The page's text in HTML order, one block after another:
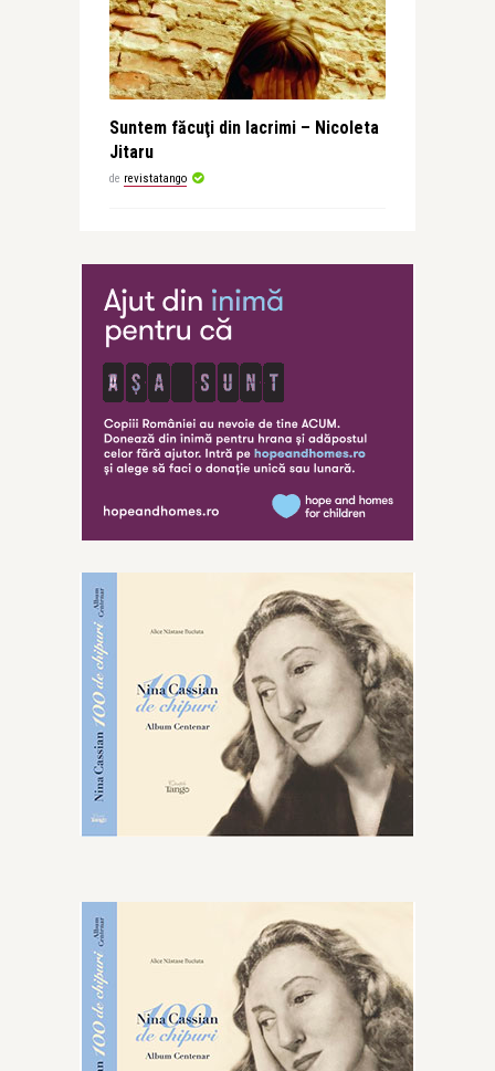
Suntem făcuţi din lacrimi – Nicoleta
Jitaru
de revistatango